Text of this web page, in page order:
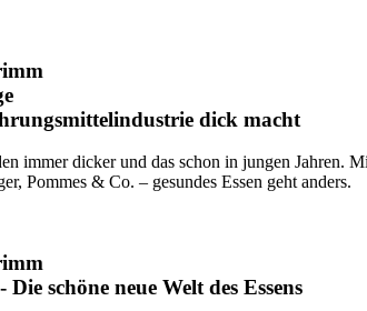
dick macht
immer dicker und das schon in jungen Jahren.
Pommes & Co. – gesundes Essen geht anders.
schöne neue Welt des Essens